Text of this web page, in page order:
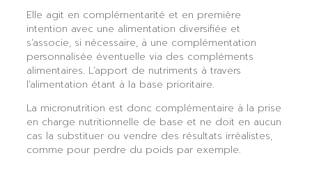
Elle agit en complémentarité et en première
intention avec une alimentation diversifiée et
s’associe, si nécessaire, à une complémentation
personnalisée éventuelle via des compléments
alimentaires. L’apport de nutriments à travers
l’alimentation étant à la base prioritaire.
La micronutrition est donc complémentaire à la prise
en charge nutritionnelle de base et ne doit en aucun
cas la substituer ou vendre des résultats irréalistes,
comme pour perdre du poids par exemple.